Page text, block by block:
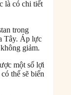
là có chi tiết
trong
Tây. Áp lực
giảm.
một số lợi
thể sẽ biến